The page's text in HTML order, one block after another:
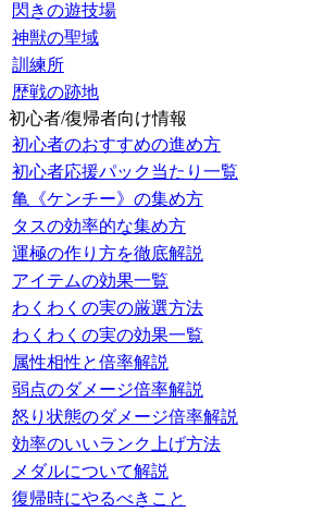
閃きの遊技場
神獣の聖域
訓練所
歴戦の跡地
初心者/復帰者向け情報
初心者のおすすめの進め方
初心者応援パック当たり一覧
亀《ケンチー》の集め方
タスの効率的な集め方
運極の作り方を徹底解説
アイテムの効果一覧
わくわくの実の厳選方法
わくわくの実の効果一覧
属性相性と倍率解説
弱点のダメージ倍率解説
怒り状態のダメージ倍率解説
効率のいいランク上げ方法
メダルについて解説
復帰時にやるべきこと